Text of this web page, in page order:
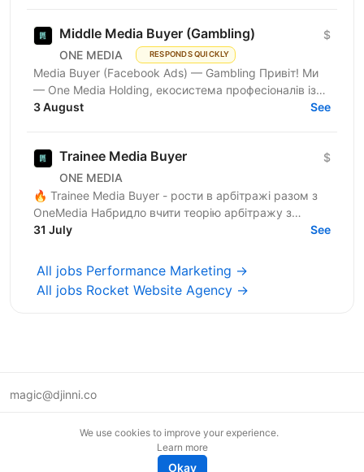
Middle Media Buyer (Gambling)
ONE MEDIA RESPONDS QUICKLY
$
Media Buyer (Facebook Ads) — Gambling Привіт! Ми
— One Media Holding, екосистема професіоналів із
глибокою експертизою в digital-маркетингу та
3 August See
Trainee Media Buyer
ONE MEDIA
$
🔥 Trainee Media Buyer - рости в арбітражі разом з
OneMedia Набридло вчити теорію арбітражу з
ютубу? Хочеш вчитися на реальних бюджетах,
31 July See
All jobs Performance Marketing →
All jobs Rocket Website Agency →
magic@djinni.co
We use cookies to improve your experience.
Learn more
Okay